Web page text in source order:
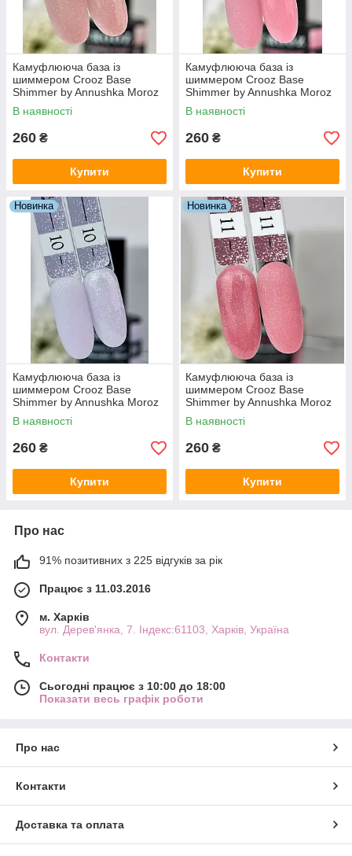
Камуфлююча база із
шиммером Crooz Base
Shimmer by Annushka Moroz
№08 (бежева), 15 мл
В наявності
260 ₴
Купити
Камуфлююча база із
шиммером Crooz Base
Shimmer by Annushka Moroz
№09 (яскраво-рожева), 15 мл
В наявності
260 ₴
Купити
Новинка
Камуфлююча база із
шиммером Crooz Base
Shimmer by Annushka Moroz
№010 (бузкова), 15 мл
В наявності
260 ₴
Купити
Новинка
Камуфлююча база із
шиммером Crooz Base
Shimmer by Annushka Moroz
№011 (темно-рожевий), 15
мл
В наявності
260 ₴
Купити
Про нас
91% позитивних з 225 відгуків за рік
Працює з 11.03.2016
м. Харків
вул. Дерев'янка, 7. Індекс:61103, Харків, Україна
Контакти
Сьогодні працює з 10:00 до 18:00
Показати весь графік роботи
Про нас
Контакти
Доставка та оплата